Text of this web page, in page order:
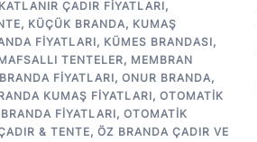
KATLANIR ÇADIR FIYATLARI,
, KÜÇÜK BRANDA, KUMAŞ
FIYATLARI, KÜMES BRANDASI,
TENTELER, MEMBRAN
FIYATLARI, ONUR BRANDA,
KUMAŞ FIYATLARI, OTOMATIK
FIYATLARI, OTOMATIK
& TENTE, ÖZ BRANDA ÇADIR VE